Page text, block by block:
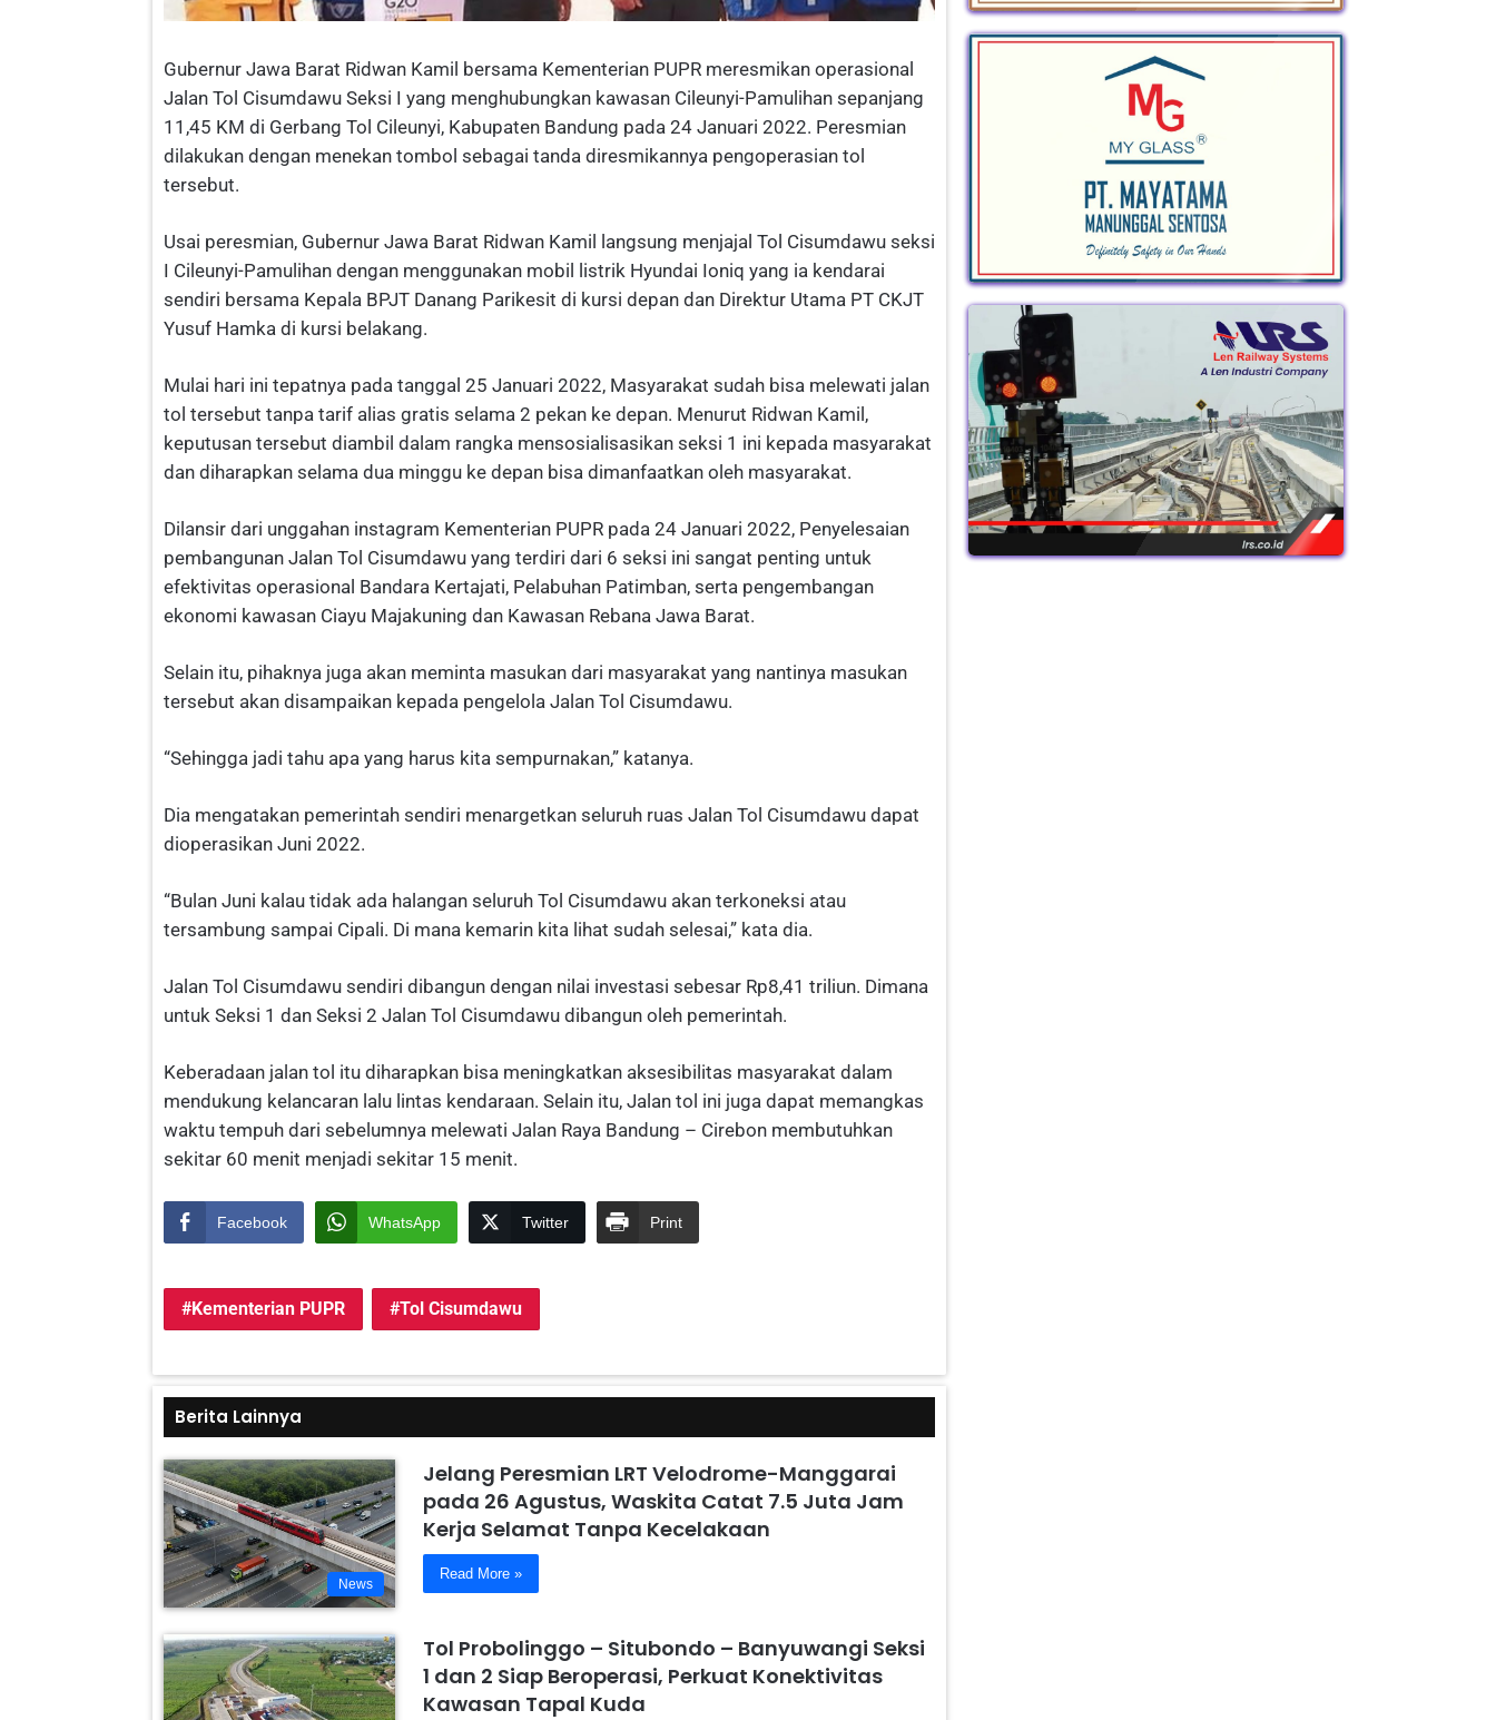
Gubernur Jawa Barat Ridwan Kamil bersama Kementerian PUPR meresmikan operasional
Jalan Tol Cisumdawu Seksi I yang menghubungkan kawasan Cileunyi-Pamulihan sepanjang
11,45 KM di Gerbang Tol Cileunyi, Kabupaten Bandung pada 24 Januari 2022. Peresmian
dilakukan dengan menekan tombol sebagai tanda diresmikannya pengoperasian tol
tersebut.
Usai peresmian, Gubernur Jawa Barat Ridwan Kamil langsung menjajal Tol Cisumdawu seksi
I Cileunyi-Pamulihan dengan menggunakan mobil listrik Hyundai Ioniq yang ia kendarai
sendiri bersama Kepala BPJT Danang Parikesit di kursi depan dan Direktur Utama PT CKJT
Yusuf Hamka di kursi belakang.
Mulai hari ini tepatnya pada tanggal 25 Januari 2022, Masyarakat sudah bisa melewati jalan
tol tersebut tanpa tarif alias gratis selama 2 pekan ke depan. Menurut Ridwan Kamil,
keputusan tersebut diambil dalam rangka mensosialisasikan seksi 1 ini kepada masyarakat
dan diharapkan selama dua minggu ke depan bisa dimanfaatkan oleh masyarakat.
Dilansir dari unggahan instagram Kementerian PUPR pada 24 Januari 2022, Penyelesaian
pembangunan Jalan Tol Cisumdawu yang terdiri dari 6 seksi ini sangat penting untuk
efektivitas operasional Bandara Kertajati, Pelabuhan Patimban, serta pengembangan
ekonomi kawasan Ciayu Majakuning dan Kawasan Rebana Jawa Barat.
Selain itu, pihaknya juga akan meminta masukan dari masyarakat yang nantinya masukan
tersebut akan disampaikan kepada pengelola Jalan Tol Cisumdawu.
“Sehingga jadi tahu apa yang harus kita sempurnakan,” katanya.
Dia mengatakan pemerintah sendiri menargetkan seluruh ruas Jalan Tol Cisumdawu dapat
dioperasikan Juni 2022.
“Bulan Juni kalau tidak ada halangan seluruh Tol Cisumdawu akan terkoneksi atau
tersambung sampai Cipali. Di mana kemarin kita lihat sudah selesai,” kata dia.
Jalan Tol Cisumdawu sendiri dibangun dengan nilai investasi sebesar Rp8,41 triliun. Dimana
untuk Seksi 1 dan Seksi 2 Jalan Tol Cisumdawu dibangun oleh pemerintah.
Keberadaan jalan tol itu diharapkan bisa meningkatkan aksesibilitas masyarakat dalam
mendukung kelancaran lalu lintas kendaraan. Selain itu, Jalan tol ini juga dapat memangkas
waktu tempuh dari sebelumnya melewati Jalan Raya Bandung – Cirebon membutuhkan
sekitar 60 menit menjadi sekitar 15 menit.
Facebook WhatsApp Twitter Print
Kementerian PUPR Tol Cisumdawu
Berita Lainnya
News
Jelang Peresmian LRT Velodrome-Manggarai
pada 26 Agustus, Waskita Catat 7.5 Juta Jam
Kerja Selamat Tanpa Kecelakaan
Read More »
Tol Probolinggo – Situbondo – Banyuwangi Seksi
1 dan 2 Siap Beroperasi, Perkuat Konektivitas
Kawasan Tapal Kuda